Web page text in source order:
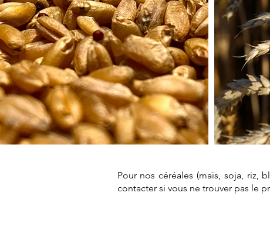
Pour nos céréales (maïs, soja, riz,
contacter si vous ne trouver pas le